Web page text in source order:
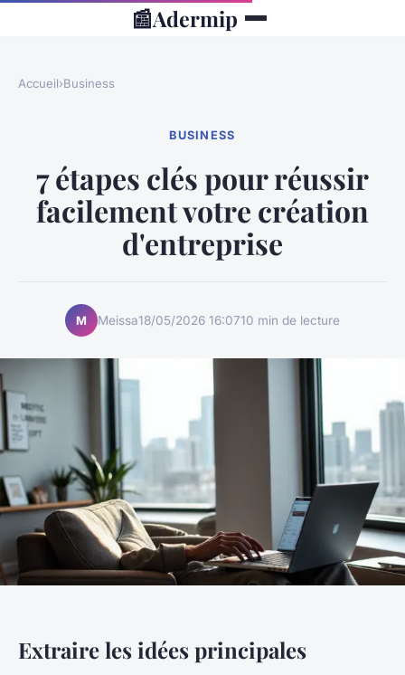
📰Adermip
Accueil›Business
BUSINESS
7 étapes clés pour réussir
facilement votre création
d'entreprise
M Meissa18/05/2026 16:0710 min de lecture
Extraire les idées principales